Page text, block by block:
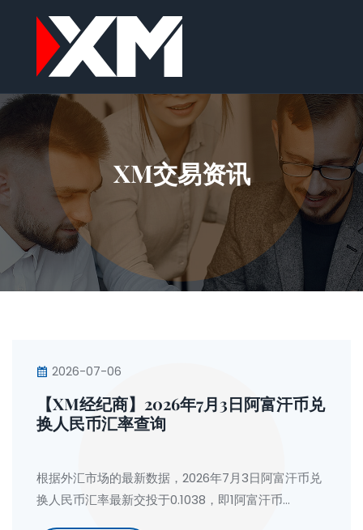
XM交易资讯
2026-07-06
【XM经纪商】2026年7月3日阿富汗币兑
换人民币汇率查询
根据外汇市场的最新数据，2026年7月3日阿富汗币兑
换人民币汇率最新交投于0.1038，即1阿富汗币